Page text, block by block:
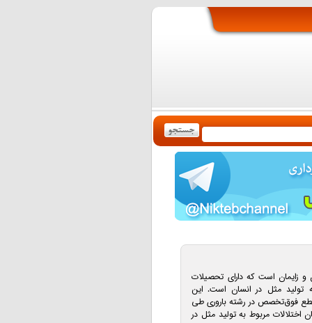
است كه دارای تحصیلات
تولید مثل در انسان است. این
فوق‌تخصص در رشته باروری طی
اختلالات مربوط به تولید مثل در